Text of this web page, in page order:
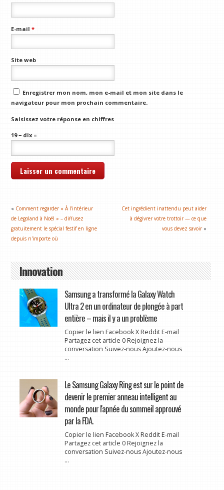
E-mail*
Site web
Enregistrer mon nom, mon e-mail et mon site dans le
navigateur pour mon prochain commentaire.
Saisissez votre réponse en chiffres
19 − dix =
« Comment regarder « À l'intérieur
de Legoland à Noël » – diffusez
gratuitement le spécial festif en ligne
depuis n'importe où
Cet ingrédient inattendu peut aider
à dégivrer votre trottoir — ce que
vous devez savoir »
Innovation
Samsung a transformé la Galaxy Watch
Ultra 2 en un ordinateur de plongée à part
entière – mais il y a un problème
Copier le lien Facebook X Reddit E-mail
Partagez cet article 0 Rejoignez la
conversation Suivez-nous Ajoutez-nous
...
Le Samsung Galaxy Ring est sur le point de
devenir le premier anneau intelligent au
monde pour l'apnée du sommeil approuvé
par la FDA.
Copier le lien Facebook X Reddit E-mail
Partagez cet article 0 Rejoignez la
conversation Suivez-nous Ajoutez-nous
...